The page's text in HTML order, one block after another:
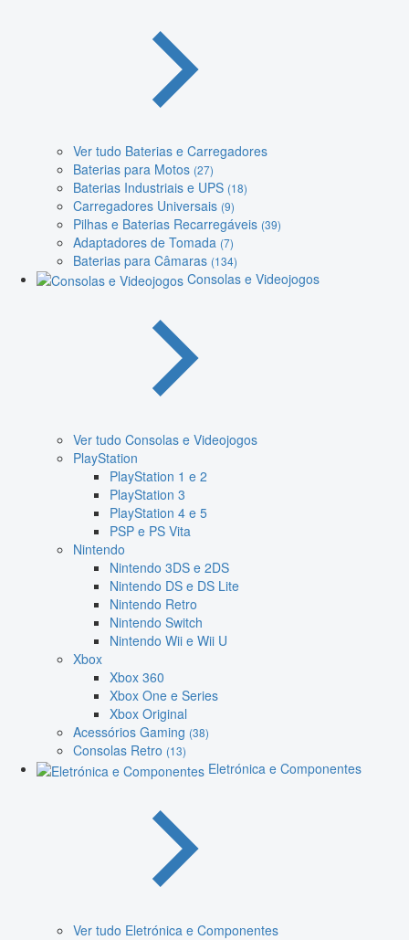
Ver tudo Baterias e Carregadores
Baterias para Motos (27)
Baterias Industriais e UPS (18)
Carregadores Universais (9)
Pilhas e Baterias Recarregáveis (39)
Adaptadores de Tomada (7)
Baterias para Câmaras (134)
Consolas e Videojogos
Ver tudo Consolas e Videojogos
PlayStation
PlayStation 1 e 2
PlayStation 3
PlayStation 4 e 5
PSP e PS Vita
Nintendo
Nintendo 3DS e 2DS
Nintendo DS e DS Lite
Nintendo Retro
Nintendo Switch
Nintendo Wii e Wii U
Xbox
Xbox 360
Xbox One e Series
Xbox Original
Acessórios Gaming (38)
Consolas Retro (13)
Eletrónica e Componentes
Ver tudo Eletrónica e Componentes